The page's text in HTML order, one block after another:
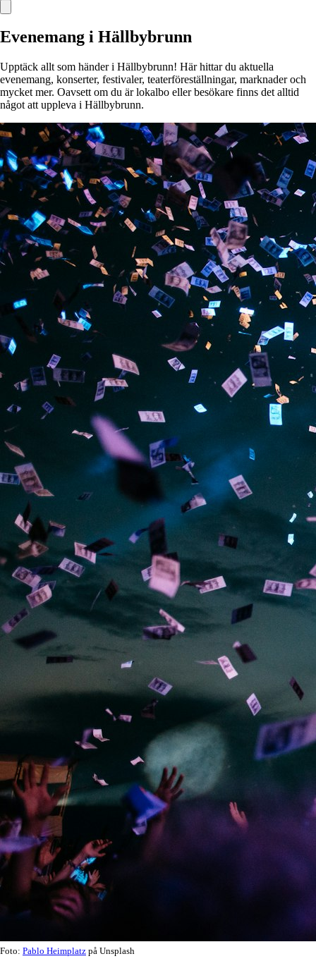
Evenemang i Hällbybrunn
Upptäck allt som händer i Hällbybrunn! Här hittar du aktuella
evenemang, konserter, festivaler, teaterföreställningar, marknader och
mycket mer. Oavsett om du är lokalbo eller besökare finns det alltid
något att uppleva i Hällbybrunn.
Foto: Pablo Heimplatz på Unsplash